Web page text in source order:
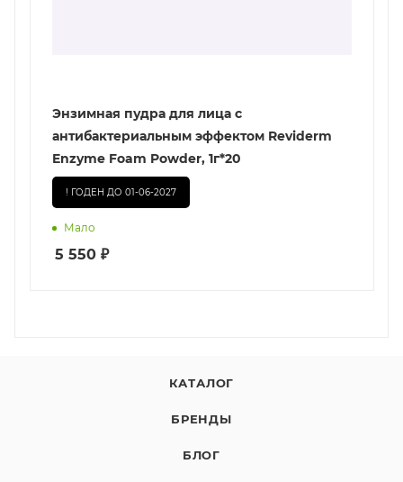
Энзимная пудра для лица с
антибактериальным эффектом Reviderm
Enzyme Foam Powder, 1г*20
! ГОДЕН ДО 01-06-2027
Мало
5 550 ₽
КАТАЛОГ
БРЕНДЫ
БЛОГ